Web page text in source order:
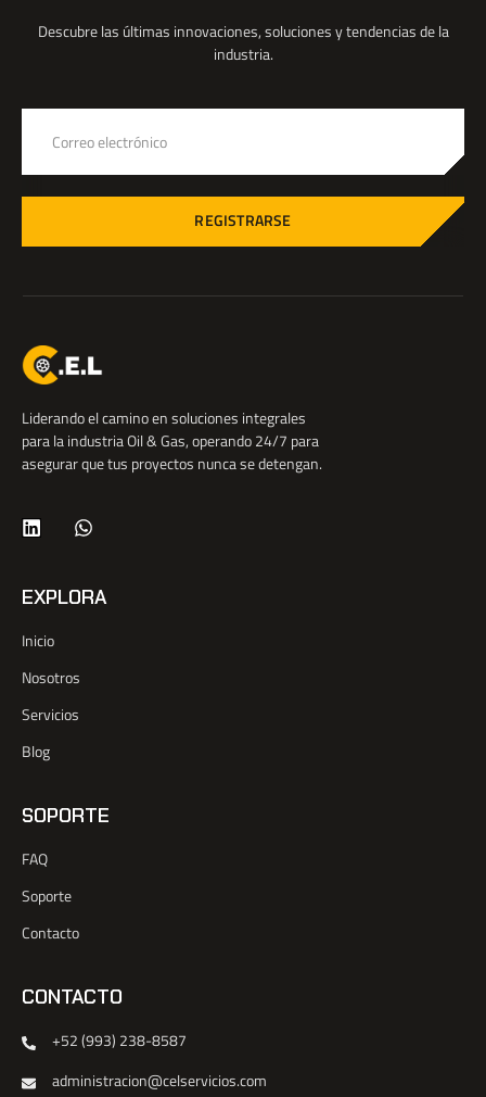
Descubre las últimas innovaciones, soluciones y tendencias de la
industria.
REGISTRARSE
Liderando el camino en soluciones integrales
para la industria Oil & Gas, operando 24/7 para
asegurar que tus proyectos nunca se detengan.
EXPLORA
Inicio
Nosotros
Servicios
Blog
SOPORTE
FAQ
Soporte
Contacto
CONTACTO
+52 (993) 238-8587
administracion@celservicios.com